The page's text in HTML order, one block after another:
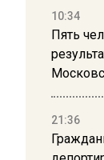
10:34
Пять
21:36